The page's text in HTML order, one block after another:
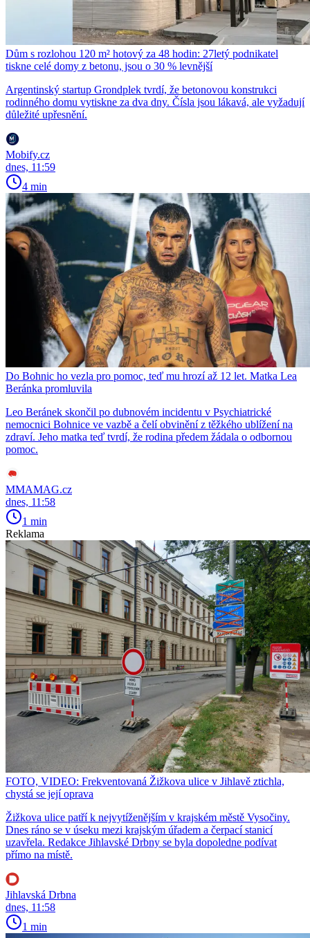
Dům s rozlohou 120 m² hotový za 48 hodin: 27letý podnikatel
tiskne celé domy z betonu, jsou o 30 % levnější
Argentinský startup Grondplek tvrdí, že betonovou konstrukci
rodinného domu vytiskne za dva dny. Čísla jsou lákavá, ale vyžadují
důležité upřesnění.
Mobify.cz
dnes, 11:59
4 min
Do Bohnic ho vezla pro pomoc, teď mu hrozí až 12 let. Matka Lea
Beránka promluvila
Leo Beránek skončil po dubnovém incidentu v Psychiatrické
nemocnici Bohnice ve vazbě a čelí obvinění z těžkého ublížení na
zdraví. Jeho matka teď tvrdí, že rodina předem žádala o odbornou
pomoc.
MMAMAG.cz
dnes, 11:58
1 min
Reklama
FOTO, VIDEO: Frekventovaná Žižkova ulice v Jihlavě ztichla,
chystá se její oprava
Žižkova ulice patří k nejvytíženějším v krajském městě Vysočiny.
Dnes ráno se v úseku mezi krajským úřadem a čerpací stanicí
uzavřela. Redakce Jihlavské Drbny se byla dopoledne podívat
přímo na místě.
Jihlavská Drbna
dnes, 11:58
1 min